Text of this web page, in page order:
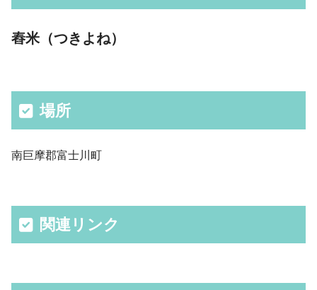
舂米（つきよね）
場所
南巨摩郡富士川町
関連リンク